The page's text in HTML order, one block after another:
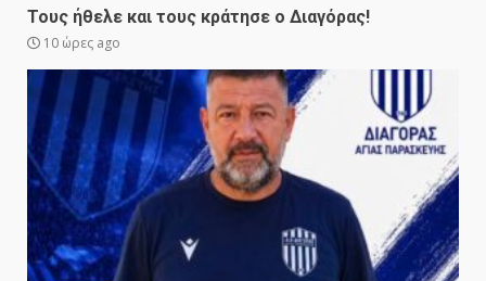
Τους ήθελε και τους κράτησε ο Διαγόρας!
10 ώρες ago